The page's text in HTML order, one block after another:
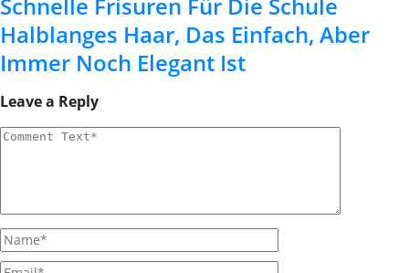
Halblanges Haar, Das Einfach, Aber
Immer Noch Elegant Ist
Leave a Reply